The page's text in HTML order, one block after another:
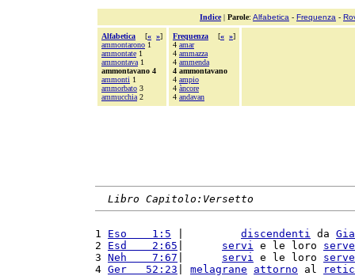
Indice| Parole: Alfabetica - Frequenza -
Alfabetica [« »]
ammontarono 1
ammontate 1
ammontava 1
ammontavano 4
ammonti 1
ammorbato 3
ammucchia 2
Frequenza [« »]
4 amar
4 ammazza
4 ammenda
4 ammontavano
4 ampio
4 àncore
4 andavan
Libro Capitolo:Versetto
1 Eso    1:5 discendenti da
2 Esd    2:65 servi e le loro serve
3 Neh    7:67 servi e le loro serve
4 Ger   52:23 melagrane attorno al